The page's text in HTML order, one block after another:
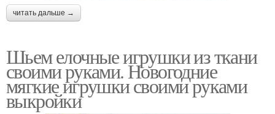
читать дальше →
Шьем елочные игрушки из ткани
своими руками. Новогодние
мягкие игрушки своими руками
выкройки